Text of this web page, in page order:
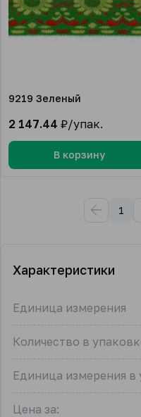
9219 Зеленый
2 147.44 ₽/упак.
В корзину
1
Характеристики
Единица измерения
Количество в
Единица измерения в
Цена за: